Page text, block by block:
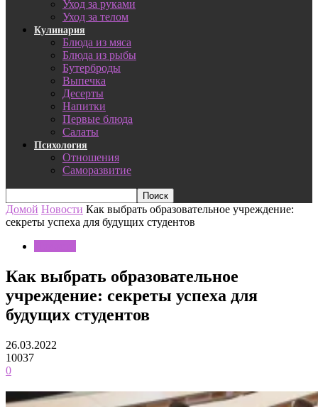
Уход за руками
Уход за телом
Кулинария
Блюда из мяса
Блюда из рыбы
Бутерброды
Выпечка
Десерты
Напитки
Первые блюда
Салаты
Психология
Отношения
Саморазвитие
Домой Новости Как выбрать образовательное учреждение:
секреты успеха для будущих студентов
Как выбрать образовательное
учреждение: секреты успеха для
будущих студентов
26.03.2022
10037
0